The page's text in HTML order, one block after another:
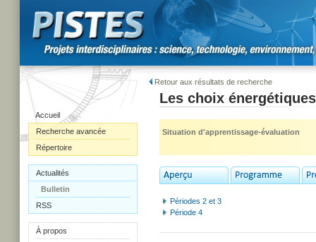
Accueil
Recherche avancée
Répertoire
Actualités
Bulletin
RSS
À propos
Retour aux résultats de recherche
Les choix énergétiques
Situation d'apprentissage-évaluation
Périodes 2 et 3
Période 4